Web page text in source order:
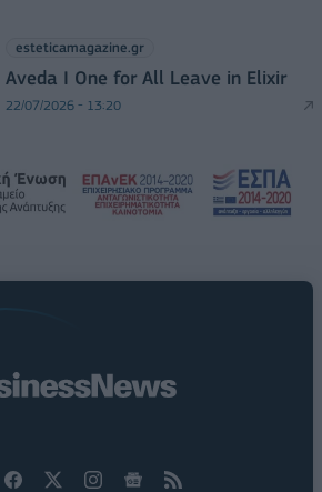
esteticamagazine.gr
Aveda I One for All Leave in Elixir
22/07/2026 - 13:20